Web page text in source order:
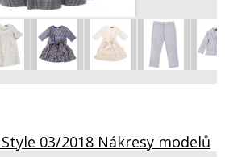
03/2018 Nákresy modelů